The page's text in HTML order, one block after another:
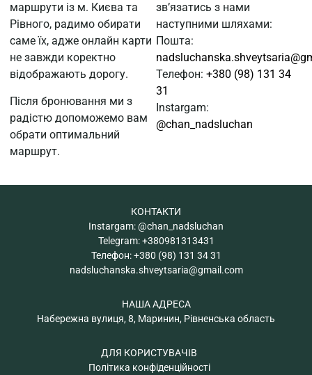
маршрути із м. Києва та
Рівного, радимо обирати
саме їх, адже онлайн карти
не завжди коректно
відображають дорогу.
Після бронювання ми з
радістю допоможемо вам
обрати оптимальний
маршрут.
зв’язатись з нами
наступними шляхами:
Пошта:
Телефон: +380 (98) 131 34
31
Instargam:
@chan_nadsluchan
КОНТАКТИ
Instargam:@chan_nadsluchan
Telegram:+380981313431
Телефон:+380 (98) 131 34 31
nadsluchanska.shveytsaria@gmail.com
НАША АДРЕСА
Набережна вулиця, 8, Маринин, Рівненська область
ДЛЯ КОРИСТУВАЧІВ
Політика конфіденційності